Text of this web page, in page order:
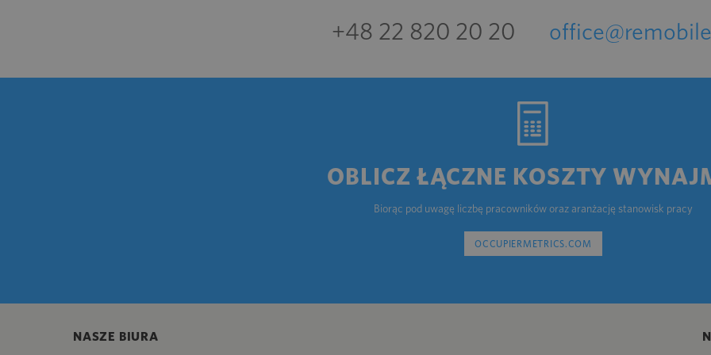
+48 22 820 20 20
OBLICZ ŁĄCZNE KOSZTY
Biorąc pod uwagę liczbę pracowników oraz aranżację stanowisk pracy
OCCUPIERMETRICS.COM
NASZE BIURA